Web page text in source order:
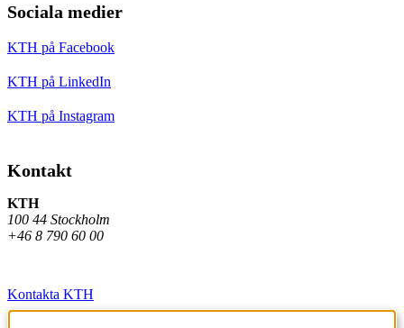
Sociala medier
KTH på Facebook
KTH på LinkedIn
KTH på Instagram
Kontakt
KTH
100 44 Stockholm
+46 8 790 60 00
Kontakta KTH